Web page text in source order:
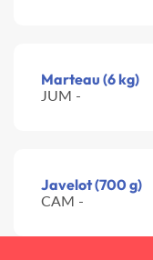
Marteau (6 kg)
JUM -
Javelot (700 g)
CAM -